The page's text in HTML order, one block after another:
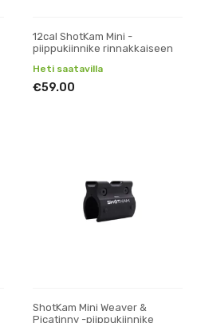
12cal ShotKam Mini -
piippukiinnike rinnakkaiseen
Heti saatavilla
€59.00
ShotKam Mini Weaver &
Picatinny -piippukiinnike